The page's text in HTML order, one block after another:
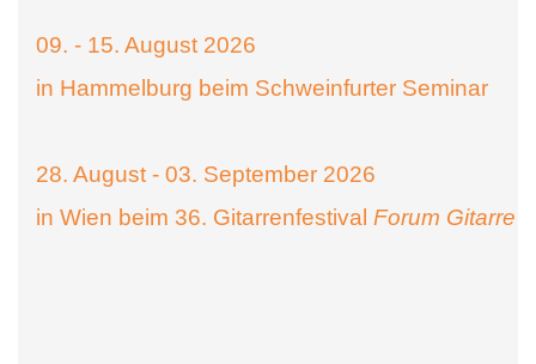
09. - 15. August 2026
in Hammelburg beim Schweinfurter Seminar
28. August - 03. September 2026
in Wien beim 36. Gitarrenfestival Forum Gitarre